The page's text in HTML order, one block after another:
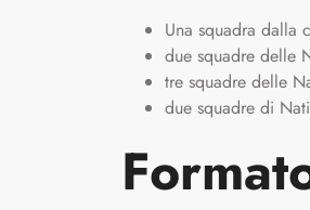
Una squadra dalla
due squadre delle
tre squadre delle
due squadre di